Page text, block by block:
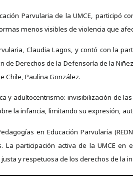
Parvularia de la UMCE, participó
menos visibles de violencia que
Claudia Lagos, y contó con la
Derechos de la Defensoría de la
Chile, Paulina González.
y adultocentrismo: invisibilización de
la infancia, limitando su expresión,
en Educación Parvularia
participación activa de la UMCE
y respetuosa de los derechos de la